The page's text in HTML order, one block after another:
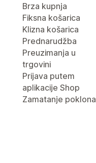
Brza kupnja
Fiksna košarica
Klizna košarica
Prednarudžba
Preuzimanja u
trgovini
Prijava putem
aplikacije Shop
Zamatanje poklona